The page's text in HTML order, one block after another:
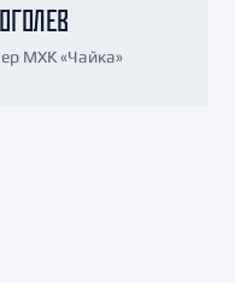
МХК «Чайка»